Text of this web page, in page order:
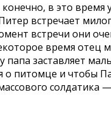
в это время
встречает
встречи они
время отец
заставляет
о питомце и чтобы
солдатика